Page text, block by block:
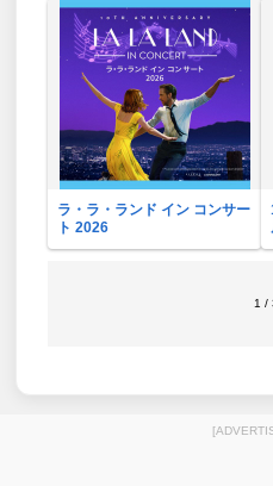
ラ・ラ・ランド イン コンサー
ト 2026
1 /